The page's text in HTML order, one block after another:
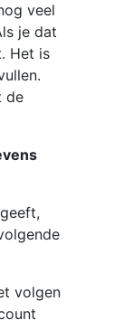
veel
je dat
Het is
de
volgen